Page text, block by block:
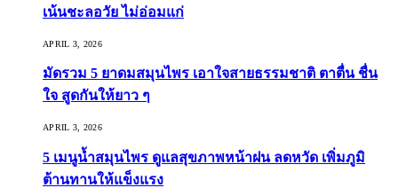
เน้นชะลอวัย ไม่อ่อมแก่
APRIL 3, 2026
มัดรวม 5 ยาดมสมุนไพร เอาใจสายธรรมชาติ ตาตื่น ชื่น
ใจ สูดกันให้ยาว ๆ
APRIL 3, 2026
5 เมนูน้ำสมุนไพร ดูแลสุขภาพหน้าฝน ลดหวัด เพิ่มภูมิ
ต้านทานให้แข็งแรง